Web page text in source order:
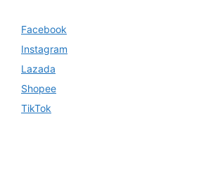
Facebook
Instagram
Lazada
Shopee
TikTok